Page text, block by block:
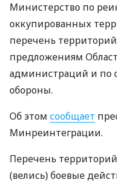
Министерство по
оккупированных
перечень
предложениям
администраций и по
обороны.
Об этом сообщает
Минреинтеграции.
Перечень
(велись) боевые